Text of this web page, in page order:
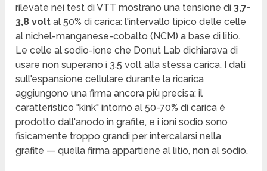
rilevate nei test di VTT mostrano una tensione di 3,7-
3,8 volt al 50% di carica: l'intervallo tipico delle celle
al nichel-manganese-cobalto (NCM) a base di litio.
Le celle al sodio-ione che Donut Lab dichiarava di
usare non superano i 3,5 volt alla stessa carica. I dati
sull'espansione cellulare durante la ricarica
aggiungono una firma ancora più precisa: il
caratteristico "kink" intorno al 50-70% di carica è
prodotto dall'anodo in grafite, e i ioni sodio sono
fisicamente troppo grandi per intercalarsi nella
grafite — quella firma appartiene al litio, non al sodio.